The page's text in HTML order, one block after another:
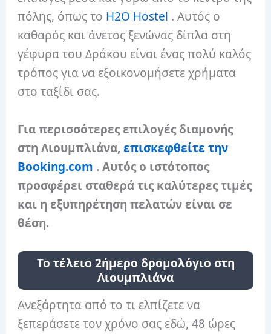
πόλης, όπως το H2O Hostel . Αυτός ο
καθαρός και άνετος ξενώνας δίπλα στη
γέφυρα του Δράκου είναι ένας πολύ καλός
τρόπος για να εξοικονομήσετε χρήματα
στο ταξίδι σας.
Για περισσότερες επιλογές διαμονής
στη Λιουμπλιάνα,επισκεφθείτε την
Booking.com . Αυτός ο ιστότοπος
προσφέρει σταθερά τις καλύτερες τιμές
και η εξυπηρέτηση πελατών είναι σε
θέση.
Το τέλειο 2ήμερο δρομολόγιο στη
Λιουμπλιάνα
Ανεξάρτητα από το τι ελπίζετε να
ξεπεράσετε τον χρόνο σας εδώ, 48 ώρες